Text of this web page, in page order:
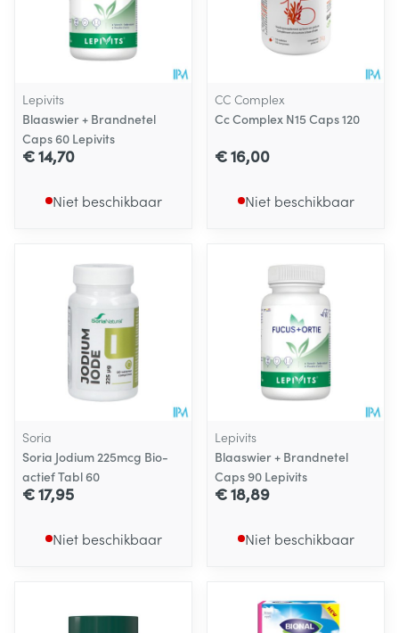
Lepivits
Blaaswier + Brandnetel
Caps 60 Lepivits
€ 14,70
Niet beschikbaar
CC Complex
Cc Complex N15 Caps 120
€ 16,00
Niet beschikbaar
Soria
Soria Jodium 225mcg Bio-
actief Tabl 60
€ 17,95
Niet beschikbaar
Lepivits
Blaaswier + Brandnetel
Caps 90 Lepivits
€ 18,89
Niet beschikbaar